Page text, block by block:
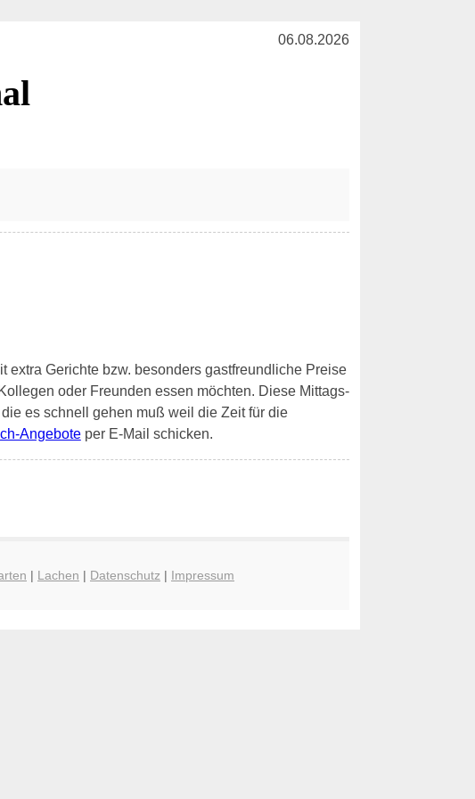
06.08.2026
Gerichte bzw. besonders gastfreundliche Preise
oder Freunden essen möchten. Diese Mittags-
es schnell gehen muß weil die Zeit für die
Angeboteper E-Mail schicken.
| Lachen | Datenschutz| Impressum